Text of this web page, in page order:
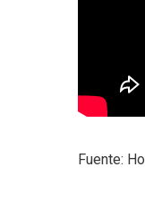
Fuente: